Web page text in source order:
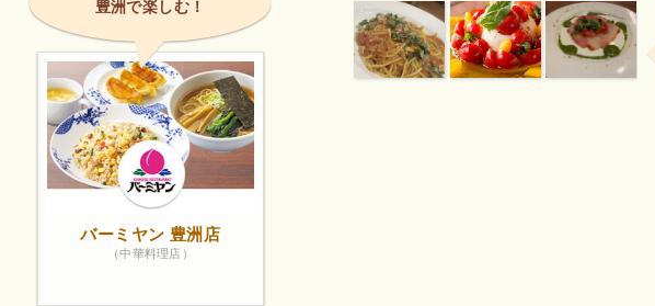
豊洲で楽しむ！
バーミヤン 豊洲店
（中華料理店）